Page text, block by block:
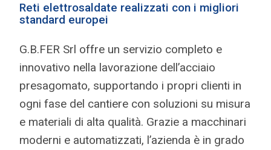
Reti elettrosaldate realizzati con i migliori
standard europei
G.B.FER Srl offre un servizio completo e
innovativo nella lavorazione dell’acciaio
presagomato, supportando i propri clienti in
ogni fase del cantiere con soluzioni su misura
e materiali di alta qualità. Grazie a macchinari
moderni e automatizzati, l’azienda è in grado